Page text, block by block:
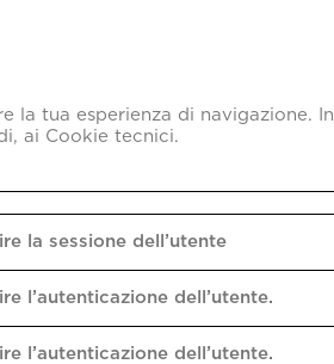
la tua esperienza di navigazione. In
ai Cookie tecnici.
la sessione dell’utente
l’autenticazione dell’utente.
l’autenticazione dell’utente.